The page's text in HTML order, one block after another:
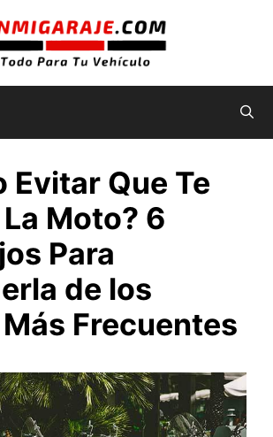
Evitar Que Te
Moto? 6
Para
de los
Frecuentes